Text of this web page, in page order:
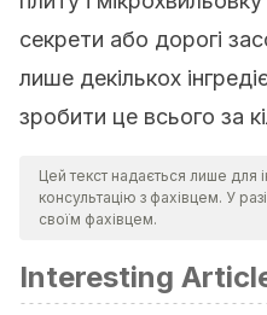
секрети або дорогі
лише декількох
зробити це всього за
Цей текст надається лише для
консультацію з фахівцем. У
своїм фахівцем.
Interesting